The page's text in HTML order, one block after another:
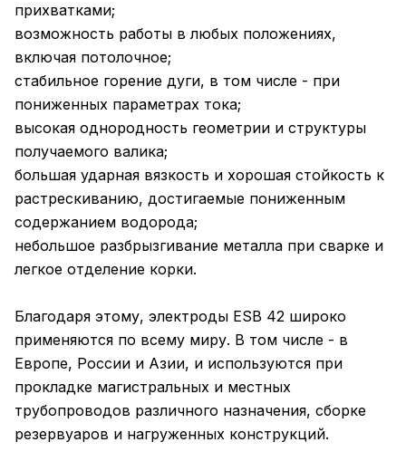
прихватками;
возможность работы в любых положениях,
включая потолочное;
стабильное горение дуги, в том числе - при
пониженных параметрах тока;
высокая однородность геометрии и структуры
получаемого валика;
большая ударная вязкость и хорошая стойкость к
растрескиванию, достигаемые пониженным
содержанием водорода;
небольшое разбрызгивание металла при сварке и
легкое отделение корки.
Благодаря этому, электроды ESB 42 широко
применяются по всему миру. В том числе - в
Европе, России и Азии, и используются при
прокладке магистральных и местных
трубопроводов различного назначения, сборке
резервуаров и нагруженных конструкций.